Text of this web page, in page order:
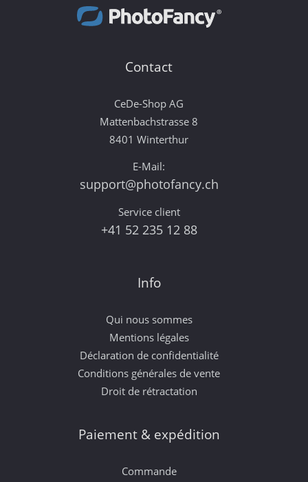
Contact
CeDe-Shop AG
Mattenbachstrasse 8
8401 Winterthur
E-Mail:
support@photofancy.ch
Service client
+41 52 235 12 88
Info
Qui nous sommes
Mentions légales
Déclaration de confidentialité
Conditions générales de vente
Droit de rétractation
Paiement & expédition
Commande